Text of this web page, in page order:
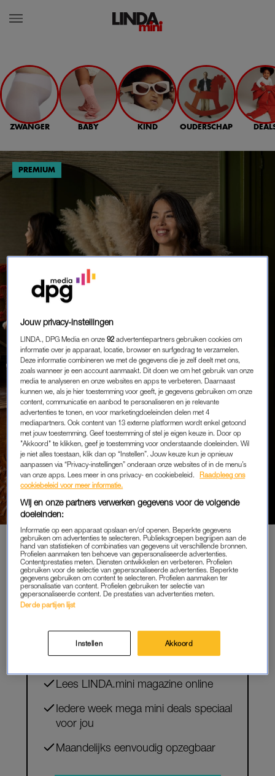
ZWANGER BABY KIND OUDERSCHAP
WOONSPUL
VAN SLIMME
OPBERGOPLOSSINGEN TOT
DE MOOISTE ITEMS VOOR
KINDERKAMERS: ELISAH
JACOBS SPOT HET VOOR
LINDA.MINI
PREMIUM
Krijg onbeperkt toegang tot alle
artikelen
Lees LINDA.mini magazine online
Iedere week mega mini deals speciaal
voor jou
Maandelijks eenvoudig opzegbaar
Jouw privacy-instellingen
LINDA., DPG Media en onze92 advertentiepartners gebruiken cookies om
informatie over je apparaat, locatie, browser en surfgedrag te verzamelen.
Deze informatie combineren we met de gegevens die je zelf deelt met ons,
zoals wanneer je een account aanmaakt. Dit doen we om het gebruik van onze
media te analyseren en onze websites en apps te verbeteren. Daarnaast
kunnen we, als je hier toestemming voor geeft, je gegevens gebruiken om onze
content, communicatie en aanbod te personaliseren en je relevante
advertenties te tonen, en voor marketingdoeleinden delen met 4
mediapartners. Ook content van 13 externe platformen wordt enkel getoond
met jouw toestemming. Geef toestemming of stel je eigen keuze in. Door op
"Akkoord" te klikken, geef je toestemming voor onderstaande doeleinden. Wil
je niet alles toestaan, klik dan op “Instellen”. Jouw keuze kun je opnieuw
aanpassen via “Privacy-instellingen” onderaan onze websites of in de menu’s
van onze apps. Lees meer in ons privacy- en cookiebeleid.
Raadpleeg ons
cookiebeleid voor meer informatie.
Wij en onze partners verwerken gegevens voor de volgende
doeleinden:
Informatie op een apparaat opslaan en/of openen. Beperkte gegevens
gebruiken om advertenties te selecteren. Publieksgroepen begrijpen aan de
hand van statistieken of combinaties van gegevens uit verschillende bronnen.
Profielen aanmaken ten behoeve van gepersonaliseerde advertenties.
Contentprestaties meten. Diensten ontwikkelen en verbeteren. Profielen
gebruiken voor de selectie van gepersonaliseerde advertenties. Beperkte
gegevens gebruiken om content te selecteren. Profielen aanmaken ter
personalisatie van content. Profielen gebruiken ter selectie van
gepersonaliseerde content. De prestaties van advertenties meten.
Derde partijen lijst
Instellen Akkoord